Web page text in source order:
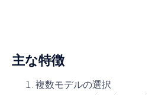
主な特徴
複数モデルの選択